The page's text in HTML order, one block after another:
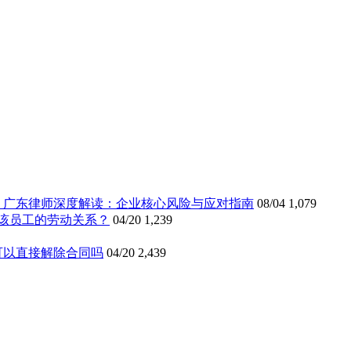
东律师深度解读：企业核心风险与应对指南 08/04 1,079
员工的劳动关系？ 04/20 1,239
直接解除合同吗 04/20 2,439